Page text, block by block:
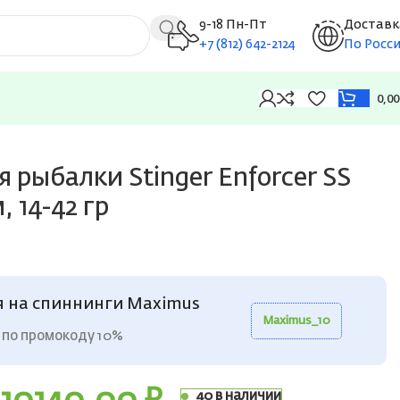
9-18 Пн-Пт
+7 (812) 642-2124
По
рыбалки Stinger Enforcer SS
14-42 гр
на спиннинги Maximus
промокоду 10%
Maximus_10
40 в наличии